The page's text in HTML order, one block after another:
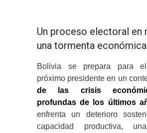
Un proceso electoral en
una tormenta económica
Bolivia se prepara para
próximo presidente en un
de las crisis
profundas de los últimos
enfrenta un deterioro
capacidad productiva,